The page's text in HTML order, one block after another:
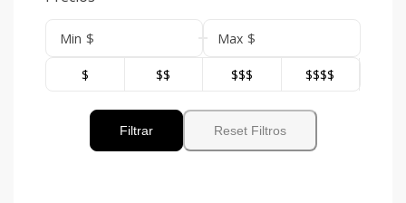
Min $ Max $
$ $$ $$$ $$$$
Filtrar Reset Filtros